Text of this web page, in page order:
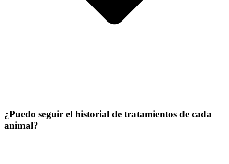
¿Puedo seguir el historial de tratamientos de cada
animal?